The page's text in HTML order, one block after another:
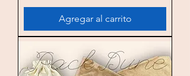
Agregar al carrito